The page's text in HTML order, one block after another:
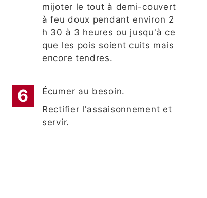
mijoter le tout à demi-couvert
à feu doux pendant environ 2
h 30 à 3 heures ou jusqu'à ce
que les pois soient cuits mais
encore tendres.
Écumer au besoin.
Rectifier l'assaisonnement et
servir.